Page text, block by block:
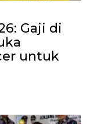
Gaji di
untuk